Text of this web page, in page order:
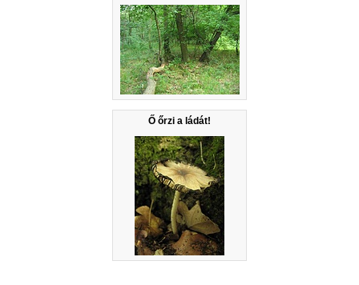
Ő őrzi a ládát!